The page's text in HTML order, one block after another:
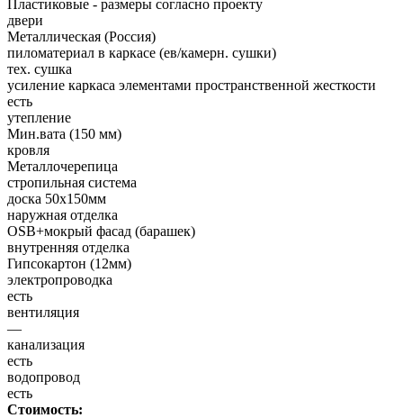
Пластиковые - размеры согласно проекту
двери
Металлическая (Россия)
пиломатериал в каркасе (ев/камерн. сушки)
тех. сушка
усиление каркаса элементами пространственной жесткости
есть
утепление
Мин.вата (150 мм)
кровля
Металлочерепица
стропильная система
доска 50х150мм
наружная отделка
OSB+мокрый фасад (барашек)
внутренняя отделка
Гипсокартон (12мм)
электропроводка
есть
вентиляция
—
канализация
есть
водопровод
есть
Стоимость: